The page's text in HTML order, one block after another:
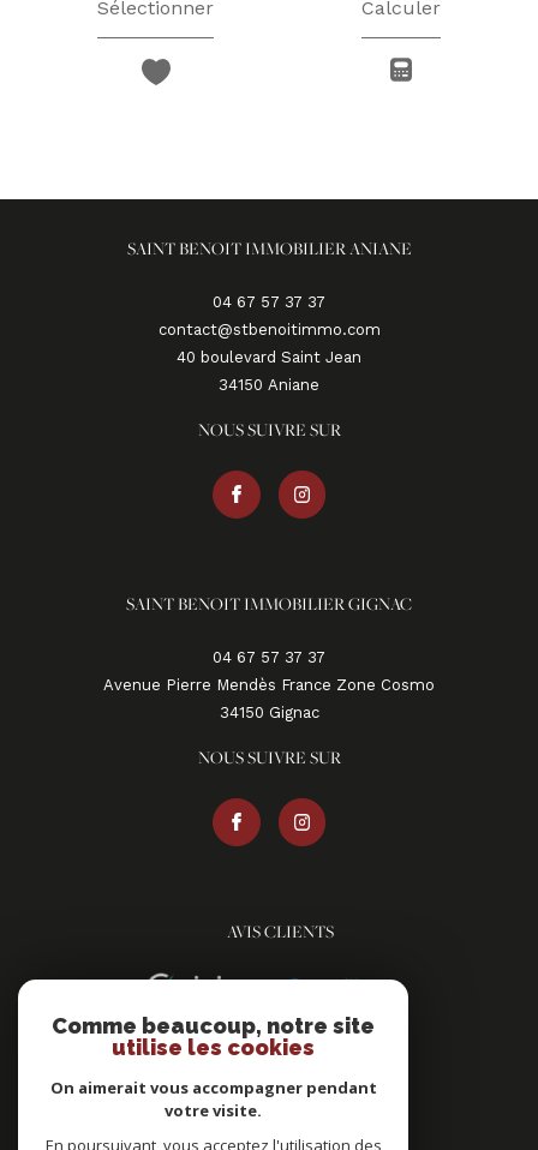
Sélectionner Calculer
SAINT BENOIT IMMOBILIER ANIANE
04 67 57 37 37
contact@stbenoitimmo.com
40 boulevard Saint Jean
34150
aniane
NOUS SUIVRE SUR
SAINT BENOIT IMMOBILIER GIGNAC
04 67 57 37 37
Avenue Pierre Mendès France Zone Cosmo
34150
gignac
NOUS SUIVRE SUR
AVIS CLIENTS
ADHÉRENTS
Comme beaucoup, notre site
utilise les cookies
On aimerait vous accompagner pendant
votre visite.
En poursuivant, vous acceptez l'utilisation des